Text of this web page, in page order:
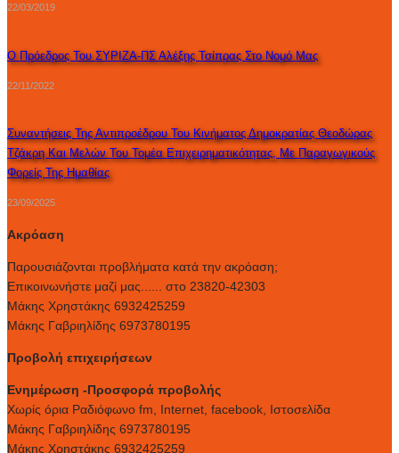
22/03/2019
Ο Πρόεδρος Του ΣΥΡΙΖΑ-ΠΣ Αλέξης Τσίπρας Στο Νομό Μας
22/11/2022
Συναντήσεις Της Αντιπροέδρου Του Κινήματος Δημοκρατίας Θεοδώρας
Τζάκρη Και Μελών Του Τομέα Επιχειρηματικότητας, Με Παραγωγικούς
Φορείς Της Ημαθίας
23/09/2025
Ακρόαση
Παρουσιάζονται προβλήματα κατά την ακρόαση;
Επικοινωνήστε μαζί μας...... στο 23820-42303
Μάκης Χρηστάκης 6932425259
Μάκης Γαβριηλίδης 6973780195
Προβολή επιχειρήσεων
Ενημέρωση -Προσφορά προβολής
Xωρίς όρια Ραδιόφωνο fm, Internet, facebook, Ιστοσελίδα
Μάκης Γαβριηλίδης 6973780195
Μάκης Χρηστάκης 6932425259